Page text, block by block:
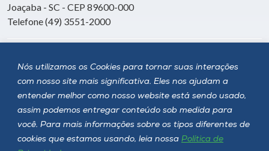
Nós utilizamos os Cookies para tornar suas interações
com nosso site mais significativa. Eles nos ajudam a
entender melhor como nosso website está sendo usado,
assim podemos entregar conteúdo sob medida para
você. Para mais informações sobre os tipos diferentes de
cookies que estamos usando, leia nossa Política de
Joaçaba - SC - CEP 89600-000
Telefone (49) 3551-2000
Siga a Unoesc